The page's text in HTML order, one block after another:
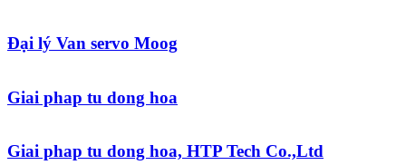
Đại lý Van servo Moog
Giai phap tu dong hoa
Giai phap tu dong hoa, HTP Tech Co.,Ltd